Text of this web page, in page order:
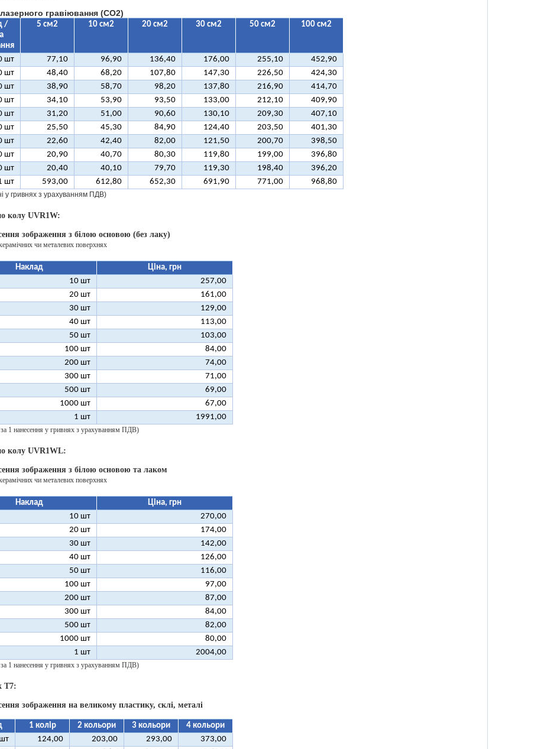
гравіювання (CO2)
/
5 см2 10 см2 20 см2 30 см2 50 см2 100 см2
шт 77,10 96,90 136,40 176,00 255,10
452,90
шт
48,40 68,20 107,80 147,30 226,50
424,30
шт
38,90 58,70 98,20 137,80 216,90
414,70
шт
34,10 53,90 93,50 133,00 212,10
409,90
шт
31,20 51,00 90,60 130,10 209,30
407,10
шт
25,50 45,30 84,90 124,40 203,50
401,30
шт
22,60 42,40 82,00 121,50 200,70
398,50
шт
20,90 40,70 80,30 119,80 199,00
396,80
шт
20,40 40,10 79,70 119,30 198,40
396,20
шт
593,00 612,80 652,30 691,90 771,00 968,80
у гривнях з урахуванням ПДВ)
колу UVR1W:
зображення з білою основою (без лаку)
чи металевих поверхнях
Наклад
Ціна, грн
10 шт
257,00
20 шт
161,00
30 шт
129,00
40 шт
113,00
50 шт
103,00
100 шт
84,00
200 шт
74,00
300 шт
71,00
500 шт
69,00
1000 шт
67,00
1 шт
1991,00
за 1 нанесення у гривнях з урахуванням ПДВ)
колу UVR1WL:
зображення з білою основою та лаком
чи металевих поверхнях
Наклад
Ціна, грн
10 шт
270,00
20 шт
174,00
30 шт
142,00
40 шт
126,00
50 шт
116,00
100 шт
97,00
200 шт
87,00
300 шт
84,00
500 шт
82,00
1000 шт
80,00
1 шт
2004,00
за 1 нанесення у гривнях з урахуванням ПДВ)
T7:
зображення на великому пластику, склі, металі
1 колір 2 кольори 3 кольори
4 кольори
124,00 203,00 293,00
373,00